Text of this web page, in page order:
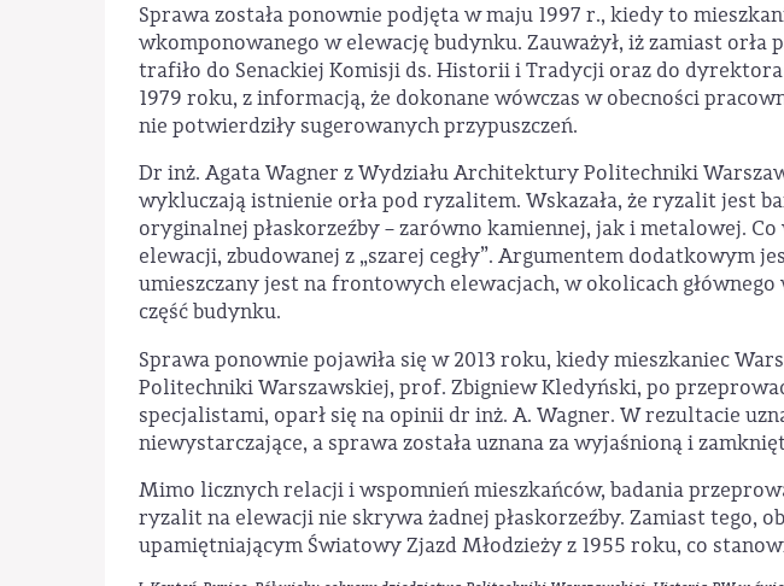
Sprawa została ponownie podjęta w maju 1997 r., kiedy to
wkomponowanego w elewację budynku. Zauważył, iż zamiast
trafiło do Senackiej Komisji ds. Historii i Tradycji oraz do
1979 roku, z informacją, że dokonane wówczas w obecności
nie potwierdziły sugerowanych przypuszczeń.
Dr inż. Agata Wagner z Wydziału Architektury Politechniki
wykluczają istnienie orła pod ryzalitem. Wskazała, że ryzalit jest
oryginalnej płaskorzeźby – zarówno kamiennej, jak i metalowej.
elewacji, zbudowanej z „szarej cegły”. Argumentem dodatkowym
umieszczany jest na frontowych elewacjach, w okolicach
część budynku.
Sprawa ponownie pojawiła się w 2013 roku, kiedy mieszkaniec
Politechniki Warszawskiej, prof. Zbigniew Kledyński, po
specjalistami, oparł się na opinii dr inż. A. Wagner. W rezultacie
niewystarczające, a sprawa została uznana za wyjaśnioną i
Mimo licznych relacji i wspomnień mieszkańców, badania
ryzalit na elewacji nie skrywa żadnej płaskorzeźby. Zamiast tego,
upamiętniającym Światowy Zjazd Młodzieży z 1955 roku, co